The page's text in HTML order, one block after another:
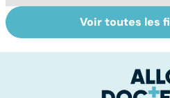
Le TDAH, un
trouble de
hyperactivité
Voir toutes les